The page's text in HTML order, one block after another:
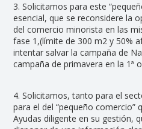
3. Solicitamos para este
esencial, que se reconsidere la
del comercio minorista en las
fase 1,(límite de 300 m2 y 50%
intentar salvar la campaña de
campaña de primavera en la 1ª
4. Solicitamos, tanto para el
para el del “pequeño comercio”
Ayudas diligente en su gestión,